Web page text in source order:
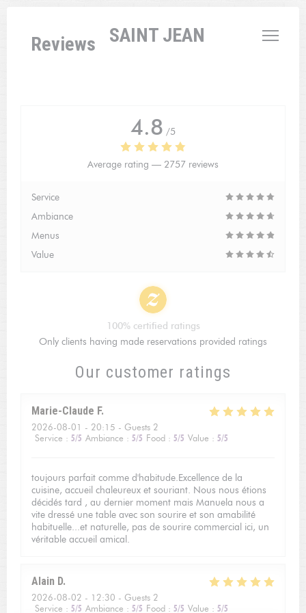
L'AUBERGE SAINT JEAN
Reviews
Our customer ratings
Marie-Claude F
2026-08-01 - 20:15 - Guests 2
Service : 5/5 Ambiance : 5/5 Food : 5/5 Value : 5/5
toujours parfait comme d'habitude.Excellence de la
cuisine, accueil chaleureux et souriant. Nous nous étions
décidés tard , au dernier moment mais Manuela nous a
vite dressé une table avec son sourire et son amabilité
habituelle...et naturelle, pas de sourire commercial ici, un
véritable accueil amical.
Alain D
2026-08-02 - 12:30 - Guests 2
Service : 5/5 Ambiance : 5/5 Food : 5/5 Value : 5/5
4.8 /5
Average rating — 2757 reviews
Service
Ambiance
Menus
Value
100% certified ratings
Only clients having made reservations provided ratings